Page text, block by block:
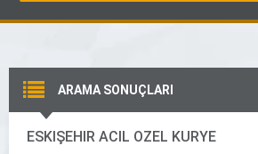
ARAMA SONUÇLARI
ESKİŞEHİR ACİL ÖZEL KURYE